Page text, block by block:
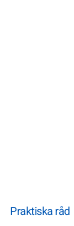
Praktiska råd